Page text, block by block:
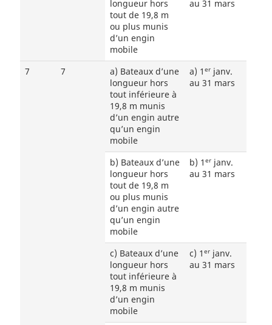
longueur hors
tout de 19,8 m
ou plus munis
d’un engin
mobile
au 31 mars
7 7
a) Bateaux d’une
longueur hors
tout inférieure à
19,8 m munis
d’un engin autre
qu’un engin
mobile
a) 1 er janv.
au 31 mars
b) Bateaux d’une
longueur hors
tout de 19,8 m
ou plus munis
d’un engin autre
qu’un engin
mobile
b) 1 er janv.
au 31 mars
c) Bateaux d’une
longueur hors
tout inférieure à
19,8 m munis
d’un engin
mobile
c) 1 er janv.
au 31 mars